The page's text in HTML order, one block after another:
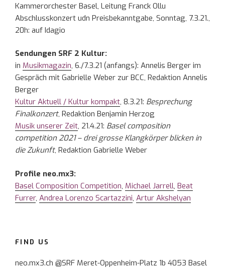
Kammerorchester Basel, Leitung Franck Ollu
Abschlusskonzert udn Preisbekanntgabe, Sonntag, 7.3.21.,
20h: auf Idagio
Sendungen SRF 2 Kultur:
in Musikmagazin, 6./7.3.21 (anfangs): Annelis Berger im
Gespräch mit Gabrielle Weber zur BCC, Redaktion Annelis
Berger
Kultur Aktuell / Kultur kompakt, 8.3.21: Besprechung
Finalkonzert, Redaktion Benjamin Herzog
Musik unserer Zeit, 21.4.21: Basel composition
competition 2021 – drei grosse Klangkörper blicken in
die Zukunft, Redaktion Gabrielle Weber
Profile neo.mx3:
Basel Composition Competition, Michael Jarrell, Beat
Furrer, Andrea Lorenzo Scartazzini, Artur Akshelyan
FIND US
neo.mx3.ch @SRF Meret-Oppenheim-Platz 1b 4053 Basel